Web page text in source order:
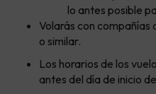
lo antes posible
Volarás con compañías
o similar.
Los horarios de los
antes del día de inicio